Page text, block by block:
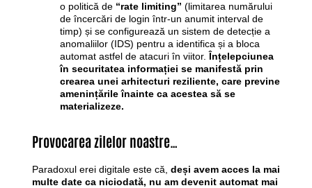
o politică de “rate limiting” (limitarea numărului
de încercări de login într-un anumit interval de
timp) și se configurează un sistem de detecție a
anomaliilor (IDS) pentru a identifica și a bloca
automat astfel de atacuri în viitor. Înțelepciunea
în securitatea informației se manifestă prin
crearea unei arhitecturi reziliente, care previne
amenințările înainte ca acestea să se
materializeze.
Provocarea zilelor noastre…
Paradoxul erei digitale este că, deși avem acces la mai
multe date ca niciodată, nu am devenit automat mai